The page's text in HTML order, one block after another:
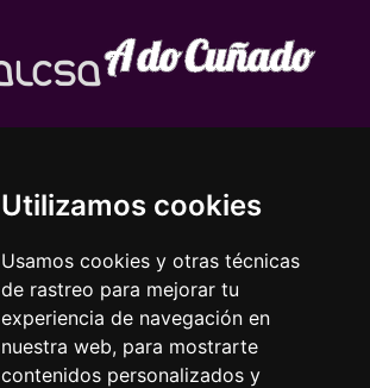
Utilizamos cookies
Usamos cookies y otras técnicas
de rastreo para mejorar tu
experiencia de navegación en
nuestra web, para mostrarte
contenidos personalizados y